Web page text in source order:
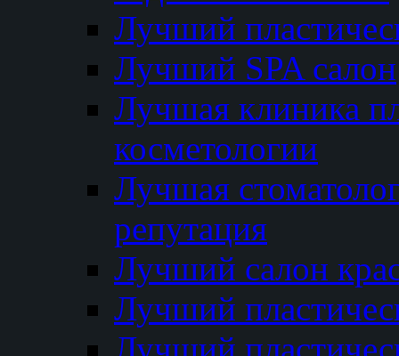
Лучший
Лучший SPA салон
Лучшая клиника
косметологии
Лучшая
репутация
Лучший салон
Лучший
Лучший